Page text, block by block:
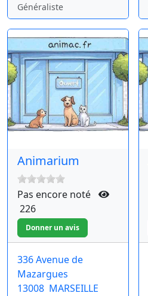
Généraliste
Animarium
Pas encore noté
226
336 Avenue de
Mazargues
13008 MARSEILLE